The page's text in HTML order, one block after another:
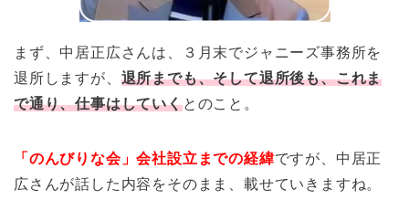
まず、中居正広さんは、３月末でジャニーズ事務所を
退所しますが、 退所までも、そして退所後も、これま
で通り、仕事はしていくとのこと。
「のんびりな会」会社設立までの経緯ですが、中居正
広さんが話した内容をそのまま、載せていきますね。